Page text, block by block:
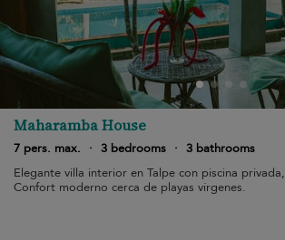
Maharamba House
7 pers. max. · 3 bedrooms · 3 bathrooms
Elegante villa interior en Talpe con piscina
Confort moderno cerca de playas vírgenes.